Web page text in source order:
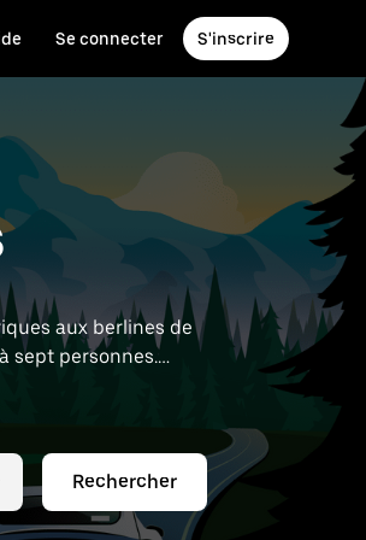
Se connecter S'inscrire
aux berlines de
sept personnes.
Rechercher